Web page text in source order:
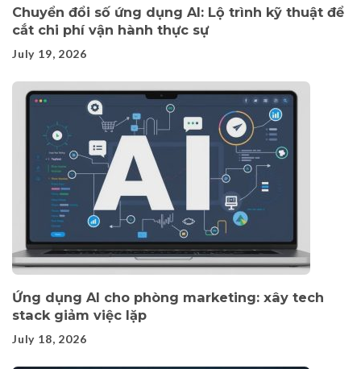
Chuyển đổi số ứng dụng AI: Lộ trình kỹ thuật để
cắt chi phí vận hành thực sự
July 19, 2026
Ứng dụng AI cho phòng marketing: xây tech
stack giảm việc lặp
July 18, 2026